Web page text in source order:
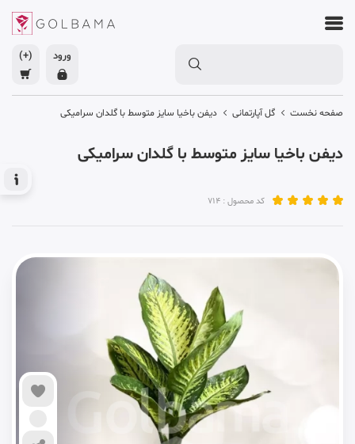
ورود (+)
صفحه نخست گل آپارتمانی دیفن باخیا سایز متوسط با گلدان سرامیکی
دیفن باخیا سایز متوسط با گلدان سرامیکی
کد محصول : 714